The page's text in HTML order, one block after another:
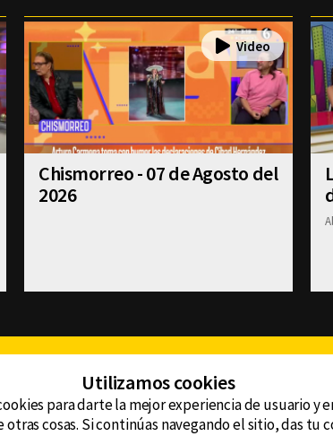
Chismorreo - 07 de Agosto del
2026
Utilizamos cookies
para darte la mejor experiencia de usuario y
cosas. Si continúas navegando el sitio, das tu